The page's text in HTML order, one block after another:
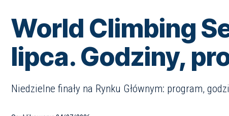
World Climbing
lipca. Godziny,
Niedzielne finały na Rynku Głównym: program,